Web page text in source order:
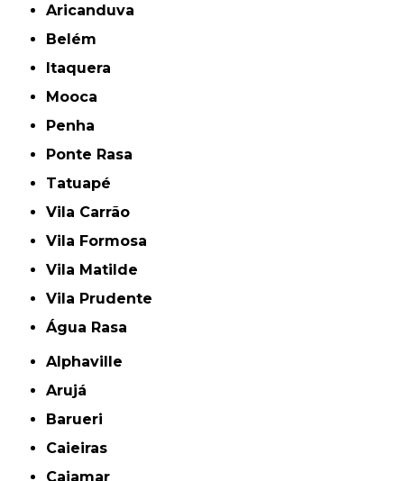
Aricanduva
Belém
Itaquera
Mooca
Penha
Ponte Rasa
Tatuapé
Vila Carrão
Vila Formosa
Vila Matilde
Vila Prudente
Água Rasa
Alphaville
Arujá
Barueri
Caieiras
Cajamar